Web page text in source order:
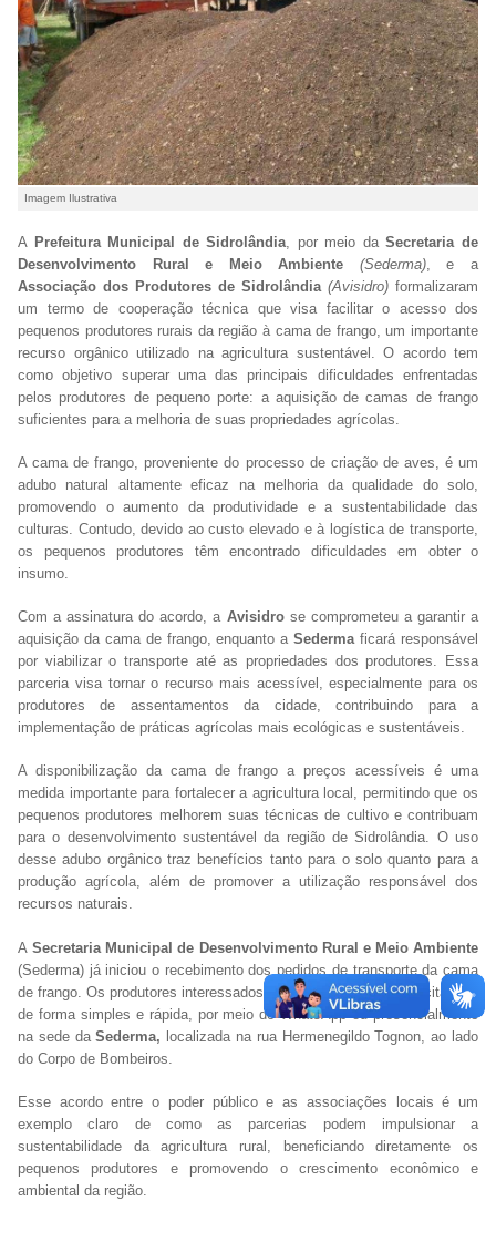
Imagem Ilustrativa
A Prefeitura Municipal de Sidrolândia , por meio daSecretaria de
Desenvolvimento Rural e Meio Ambiente
(Sederma), e a
Associação dos Produtores de Sidrolândia (Avisidro) formalizaram
um termo de cooperação técnica que visa facilitar o acesso dos
pequenos produtores rurais da região à cama de frango, um importante
recurso orgânico utilizado na agricultura sustentável. O acordo tem
como objetivo superar uma das principais dificuldades enfrentadas
pelos produtores de pequeno porte: a aquisição de camas de frango
suficientes para a melhoria de suas propriedades agrícolas.
A cama de frango, proveniente do processo de criação de aves, é um
adubo natural altamente eficaz na melhoria da qualidade do solo,
promovendo o aumento da produtividade e a sustentabilidade das
culturas. Contudo, devido ao custo elevado e à logística de transporte,
os pequenos produtores têm encontrado dificuldades em obter o
insumo.
Com a assinatura do acordo, a Avisidro se comprometeu a garantir a
aquisição da cama de frango, enquanto aSedermaficará responsável
por viabilizar o transporte até as propriedades dos produtores. Essa
parceria visa tornar o recurso mais acessível, especialmente para os
produtores de assentamentos da cidade, contribuindo para a
implementação de práticas agrícolas mais ecológicas e sustentáveis.
A disponibilização da cama de frango a preços acessíveis é uma
medida importante para fortalecer a agricultura local, permitindo que os
pequenos produtores melhorem suas técnicas de cultivo e contribuam
para o desenvolvimento sustentável da região de Sidrolândia. O uso
desse adubo orgânico traz benefícios tanto para o solo quanto para a
produção agrícola, além de promover a utilização responsável dos
recursos naturais.
A Secretaria Municipal de Desenvolvimento Rural e Meio Ambiente
(Sederma) já iniciou o recebimento dos pedidos de transporte da cama
de frango. Os produtores interessados podem realizar suas solicitações
de forma simples e rápida, por meio do WhatsApp ou presencialmente
na sede daSederma, localizada na rua Hermenegildo Tognon, ao lado
do Corpo de Bombeiros.
Esse acordo entre o poder público e as associações locais é um
exemplo claro de como as parcerias podem impulsionar a
sustentabilidade da agricultura rural, beneficiando diretamente os
pequenos produtores e promovendo o crescimento econômico e
ambiental da região.